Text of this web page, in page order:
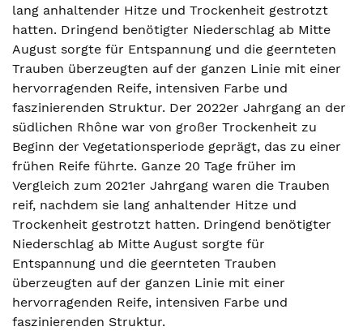
lang anhaltender Hitze und Trockenheit gestrotzt
hatten. Dringend benötigter Niederschlag ab Mitte
August sorgte für Entspannung und die geernteten
Trauben überzeugten auf der ganzen Linie mit einer
hervorragenden Reife, intensiven Farbe und
faszinierenden Struktur. Der 2022er Jahrgang an der
südlichen Rhône war von großer Trockenheit zu
Beginn der Vegetationsperiode geprägt, das zu einer
frühen Reife führte. Ganze 20 Tage früher im
Vergleich zum 2021er Jahrgang waren die Trauben
reif, nachdem sie lang anhaltender Hitze und
Trockenheit gestrotzt hatten. Dringend benötigter
Niederschlag ab Mitte August sorgte für
Entspannung und die geernteten Trauben
überzeugten auf der ganzen Linie mit einer
hervorragenden Reife, intensiven Farbe und
faszinierenden Struktur.